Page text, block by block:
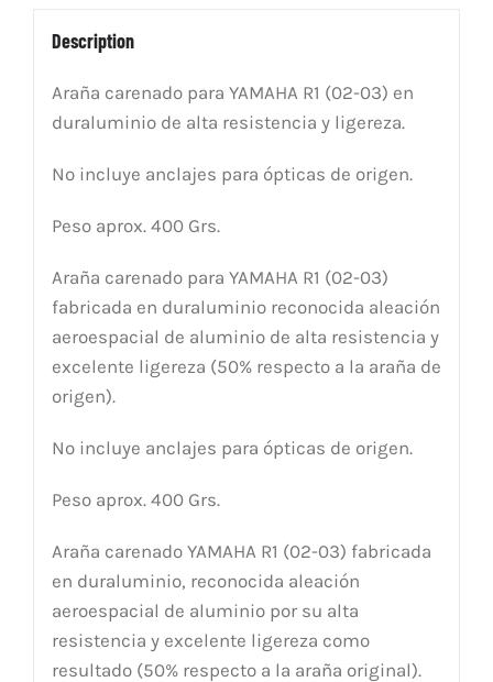
Description
Araña carenado para YAMAHA R1 (02-03) en
duraluminio de alta resistencia y ligereza.
No incluye anclajes para ópticas de origen.
Peso aprox. 400 Grs.
Araña carenado para YAMAHA R1 (02-03)
fabricada en duraluminio reconocida aleación
aeroespacial de aluminio de alta resistencia y
excelente ligereza (50% respecto a la araña de
origen).
No incluye anclajes para ópticas de origen.
Peso aprox. 400 Grs.
Araña carenado YAMAHA R1 (02-03) fabricada
en duraluminio, reconocida aleación
aeroespacial de aluminio por su alta
resistencia y excelente ligereza como
resultado (50% respecto a la araña original).